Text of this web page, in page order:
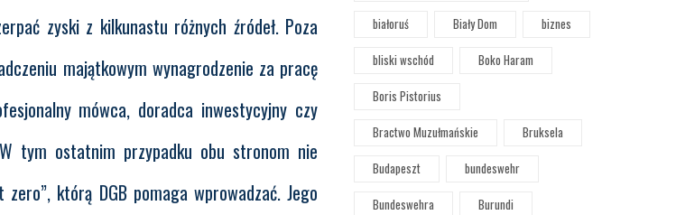
zyski z kilkunastu różnych źródeł. Poza
majątkowym wynagrodzenie za pracę
mówca, doradca inwestycyjny czy
tym ostatnim przypadku obu stronom nie
którą DGB pomaga wprowadzać. Jego
białoruś
Biały Dom
biznes
bliski wschód
Boko Haram
Boris Pistorius
Bractwo Muzułmańskie
Bruksela
Budapeszt
bundeswehr
Bundeswehra
Burundi